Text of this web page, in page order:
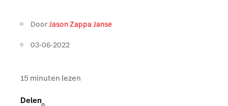
DoorJason Zappa Janse
03-06-2022
15 minuten lezen
Delen